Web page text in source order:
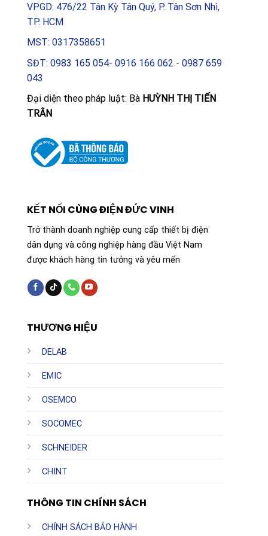
VPGD: 476/22 Tân Kỳ Tân Quý, P. Tân Sơn Nhì,
TP. HCM
MST: 0317358651
SĐT: 0983 165 054- 0916 166 062 - 0987 659
043
Đại diện theo pháp luật: Bà HUỲNH THỊ TIẾN
TRÂN
THƯƠNG HIỆU
DELAB
EMIC
OSEMCO
SOCOMEC
SCHNEIDER
CHINT
THÔNG TIN CHÍNH SÁCH
CHÍNH SÁCH BẢO HÀNH
KẾT NỐI CÙNG ĐIỆN ĐỨC VINH
Trở thành doanh nghiệp cung cấp thiết bị điện
dân dụng và công nghiệp hàng đầu Việt Nam
được khách hàng tin tưởng và yêu mến